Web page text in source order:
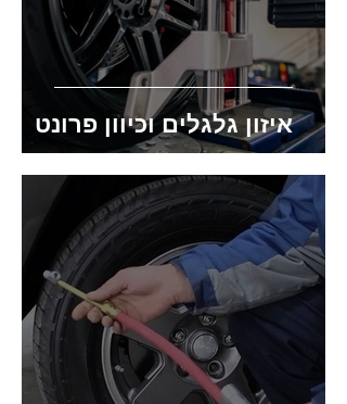
איזון גלגלים וכיוון פרונט